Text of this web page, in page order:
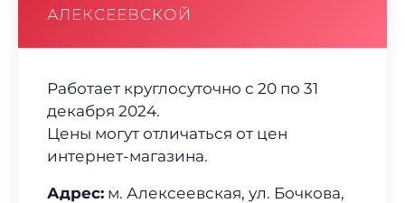
АЛЕКСЕЕВСКОЙ
Работает круглосуточно с 20 по 31
декабря 2024.
Цены могут отличаться от цен
интернет-магазина.
Адрес: м. Алексеевская, ул. Бочкова,